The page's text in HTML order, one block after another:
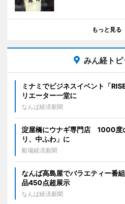
もっと見る
みん経トピ
ミナミでビジネスイベント「
リエーター一堂に
なんば経済新聞
淀屋橋にウナギ専門店 1000度
リ、中ふわ」に
船場経済新聞
なんば高島屋でバラエティー番
品450点超展示
なんば経済新聞